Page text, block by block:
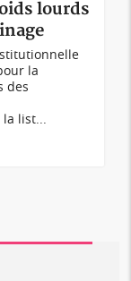
lourds
la
des
la list...